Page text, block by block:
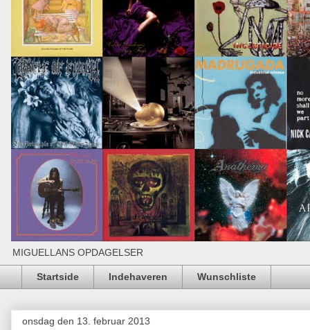
MIGUELLANS OPDAGELSER
Startside Indehaveren Wunschliste
onsdag den 13. februar 2013